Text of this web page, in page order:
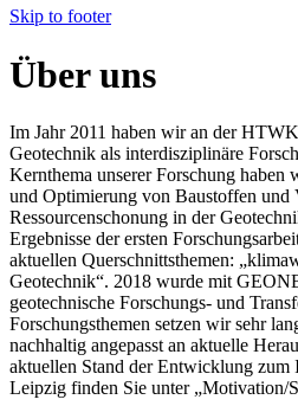
Skip to footer
Über uns
Im Jahr 2011 haben wir an der
Geotechnik als interdisziplinäre
Kernthema unserer Forschung
und Optimierung von Baustoffen und
Ressourcenschonung in der
Ergebnisse der ersten
aktuellen Querschnittsthemen:
Geotechnik“. 2018 wurde mit
geotechnische Forschungs- und
Forschungsthemen setzen wir sehr
nachhaltig angepasst an aktuelle
aktuellen Stand der Entwicklung zum
Leipzig finden Sie unter „Motivation/